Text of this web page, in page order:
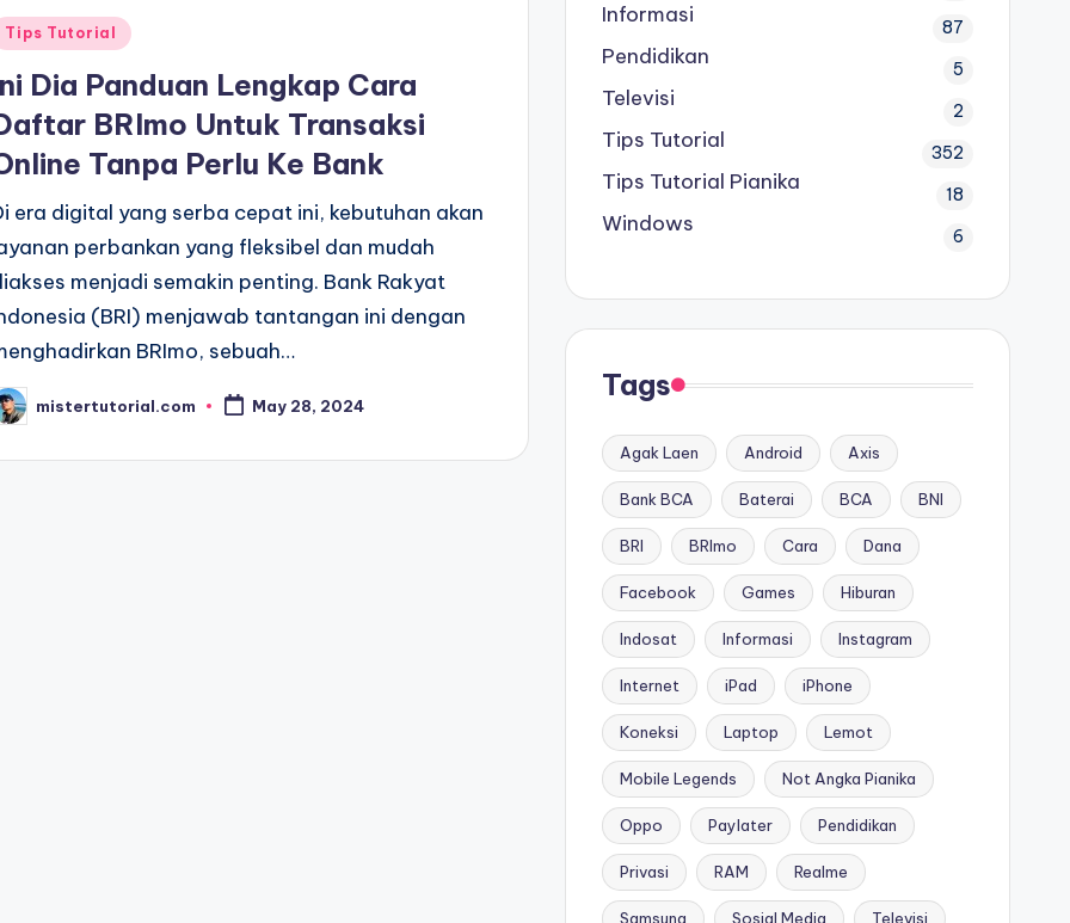
Tips Tutorial
Dia Panduan Lengkap Cara
BRImo Untuk Transaksi
Tanpa Perlu Ke Bank
era digital yang serba cepat ini, kebutuhan akan
perbankan yang fleksibel dan mudah
menjadi semakin penting. Bank Rakyat
(BRI) menjawab tantangan ini dengan
BRImo, sebuah…
mistertutorial.com May 28, 2024
Informasi 87
Pendidikan 5
Televisi 2
Tips Tutorial 352
Tips Tutorial Pianika 18
Windows 6
Tags
Agak Laen Android Axis
Bank BCA Baterai BCA BNI
BRI BRImo Cara Dana
Facebook Games Hiburan
Indosat Informasi Instagram
Internet iPad iPhone
Koneksi Laptop Lemot
Mobile Legends Not Angka Pianika
Oppo Paylater Pendidikan
Privasi RAM Realme
Samsung Sosial Media Televisi